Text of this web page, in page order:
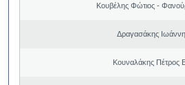
Κουβέλης Φώτιος -
Δραγασάκης
Κουναλάκης Πέτρος